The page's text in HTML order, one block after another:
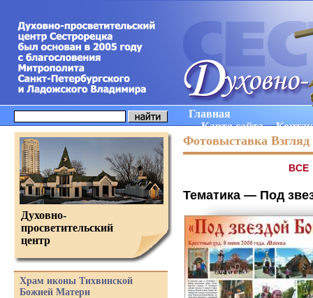
Главная
Карта сайта
Фотовыставка Взгляд
ВCE
Тематика — Под
Духовно-
просветительский
центр
Храм иконы Тихвинской
Божией Матери